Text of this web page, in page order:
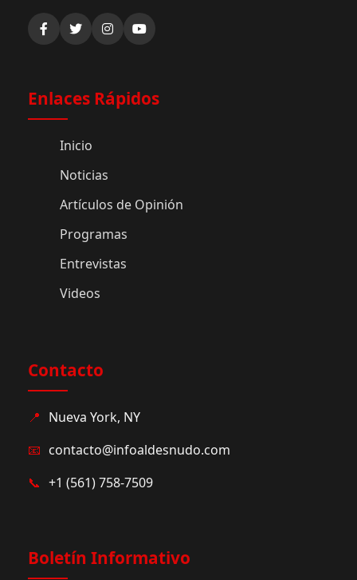
Enlaces Rápidos
Inicio
Noticias
Artículos de Opinión
Programas
Entrevistas
Videos
Contacto
📍 Nueva York, NY
📧 contacto@infoaldesnudo.com
📞 +1 (561) 758-7509
Boletín Informativo